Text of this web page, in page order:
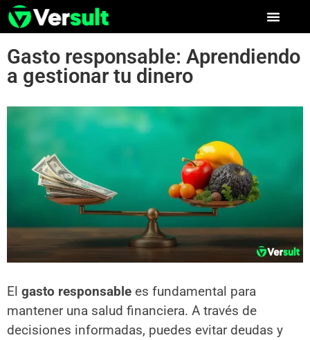
Gasto responsable: Aprendiendo
a gestionar tu dinero
El gasto responsable es fundamental para
mantener una salud financiera. A través de
decisiones informadas, puedes evitar deudas y